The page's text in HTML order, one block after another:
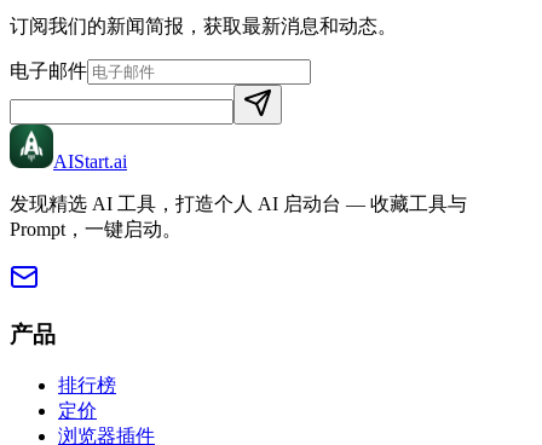
订阅我们的新闻简报，获取最新消息和动态。
电子邮件
AIStart.ai
发现精选 AI 工具，打造个人 AI 启动台 — 收藏工具与
Prompt，一键启动。
产品
排行榜
定价
浏览器插件